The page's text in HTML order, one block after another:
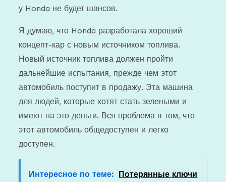
у Honda не будет шансов.
Я думаю, что Honda разработала хороший
концепт-кар с новым источником топлива.
Новый источник топлива должен пройти
дальнейшие испытания, прежде чем этот
автомобиль поступит в продажу. Эта машина
для людей, которые хотят стать зелеными и
имеют на это деньги. Вся проблема в том, что
этот автомобиль общедоступен и легко
доступен.
Интересное по теме: Потерянные ключи